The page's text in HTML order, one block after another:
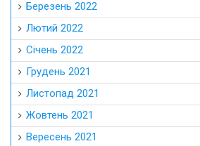
Березень 2022
Лютий 2022
Січень 2022
Грудень 2021
Листопад 2021
Жовтень 2021
Вересень 2021